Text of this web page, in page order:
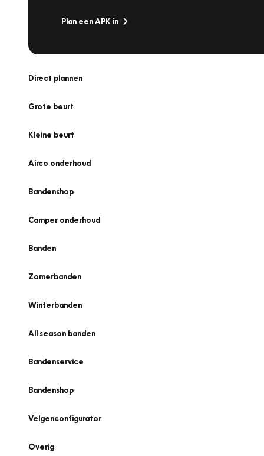
Plan een APK in
Direct plannen
Grote beurt
Kleine beurt
Airco onderhoud
Bandenshop
Camper onderhoud
Banden
Zomerbanden
Winterbanden
All season banden
Bandenservice
Bandenshop
Velgenconfigurator
Overig